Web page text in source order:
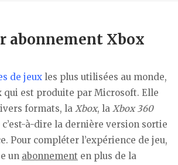
abonnement Xbox
de jeux les plus utilisées au monde,
qui est produite par Microsoft. Elle
formats, la Xbox, la Xbox 360
c’est-à-dire la dernière version sortie
Pour compléter l’expérience de jeu,
un abonnement en plus de la